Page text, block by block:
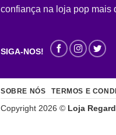
confiança na loja pop mais
SIGA-NOS!
SOBRE NÓS TERMOS E
Copyright 2026 © Loja